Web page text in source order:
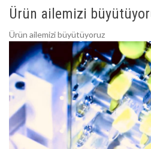
Ürün ailemizi
Ürün ailemizi büyütüyoruz